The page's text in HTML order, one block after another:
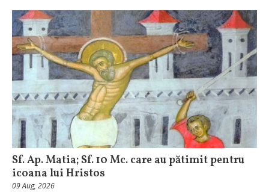
Sf. Ap. Matia; Sf. 10 Mc. care au pătimit pentru
icoana lui Hristos
09 Aug, 2026